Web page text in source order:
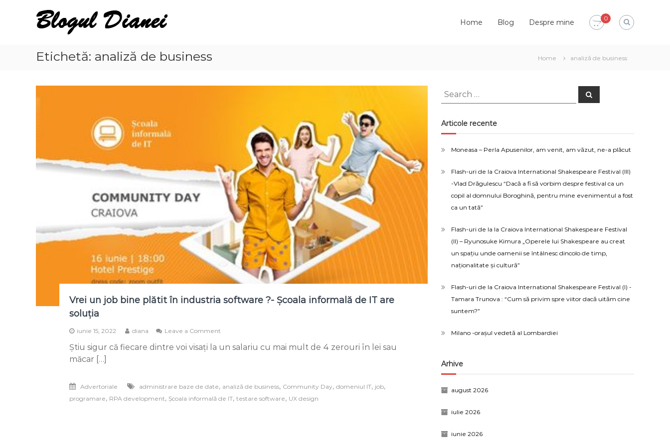
Blogul
Dianei
Blognotes
opinie,
Home Blog Despre mine 0
Etichetă: analiză de business Home analiză de business
Vrei un job bine plătit în industria software ?- Școala informală de IT are
soluția
iunie 15, 2022 diana Leave a Comment
un
în
software
Știu sigur că fiecare dintre voi visați la un salariu cu mai mult de 4 zerouri în lei sau
măcar […]
Advertoriale administrare baze de date, analiză de business, Community Day,domeniul IT, job,
programare, RPA development, Școala informală de IT,testare software, UX design
Search
for:
Search
Articole recente
Moneasa – Perla Apusenilor, am venit, am văzut, ne-a plăcut
Flash-uri de la Craiova International Shakespeare Festival (III)
-Vlad Drăgulescu “Dacă a fi să vorbim despre festival ca un
copil al domnului Boroghină, pentru mine evenimentul a fost
ca un tată”
Flash-uri de la la Craiova International Shakespeare Festival
(II) – Ryunosuke Kimura „Operele lui Shakespeare au creat
un spațiu unde oamenii se întâlnesc dincolo de timp,
naționalitate și cultură”
Flash-uri de la Craiova International Shakespeare Festival (I) -
Tamara Trunova : “Cum să privim spre viitor dacă uităm cine
suntem?”
Milano -orașul vedetă al Lombardiei
Arhive
august 2026
iulie 2026
iunie 2026